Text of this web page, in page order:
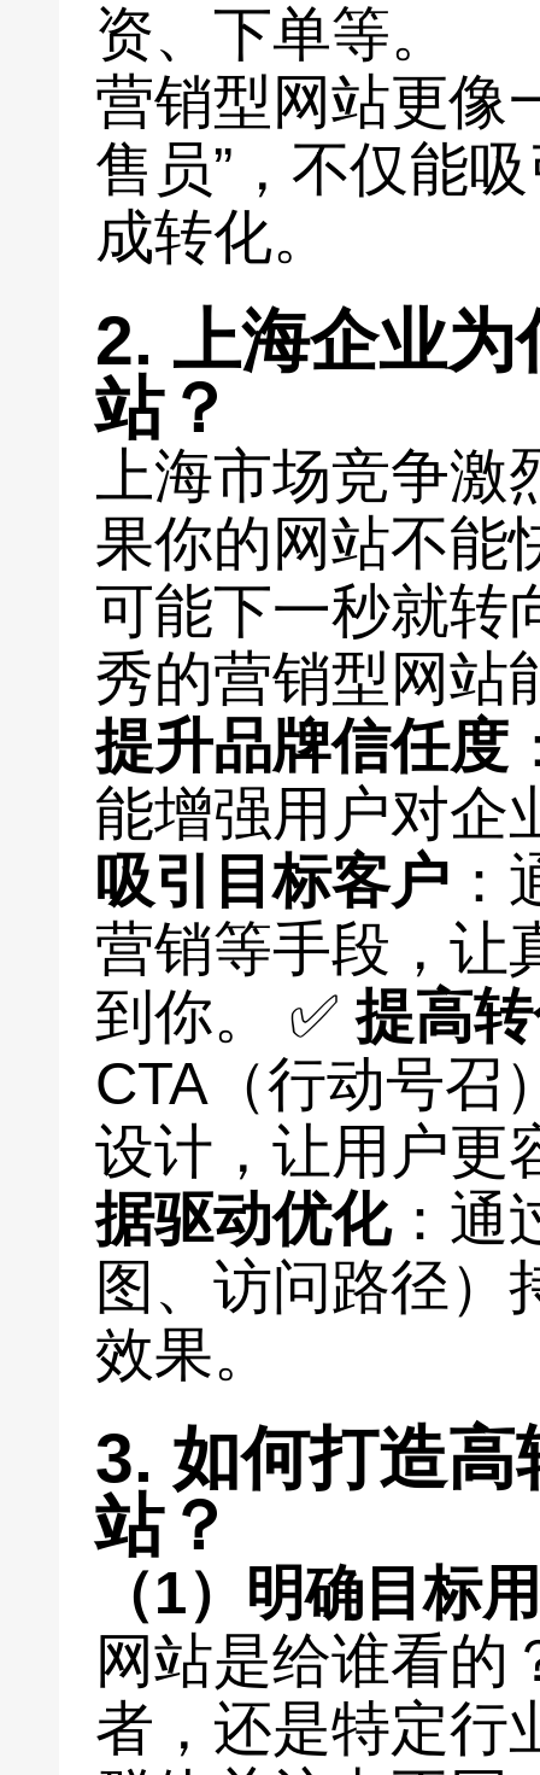
资、下单等。
营销型网站更像
售员”，不仅能
成转化。
2. 上海企业
站？
上海市场竞争
果你的网站不能
可能下一秒就转
秀的营销型网站
提升品牌信任度
能增强用户对企
吸引目标客户
营销等手段，让
到你。 ✅提高
CTA（行动号召
设计，让用户更
据驱动优化：通
图、访问路径）
效果。
3. 如何打造
站？
（1）明确目标
网站是给谁看的
者，还是特定行